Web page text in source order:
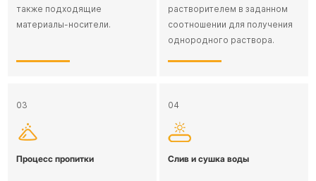
также подходящие
материалы-носители.
растворителем в заданном
соотношении для получения
однородного раствора.
03
Процесс пропитки
04
Слив и сушка воды